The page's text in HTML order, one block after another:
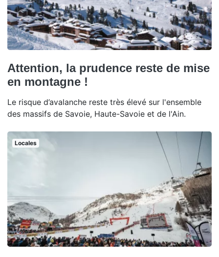
Attention, la prudence reste de mise
en montagne !
Le risque d’avalanche reste très élevé sur l'ensemble
des massifs de Savoie, Haute-Savoie et de l'Ain.
Locales